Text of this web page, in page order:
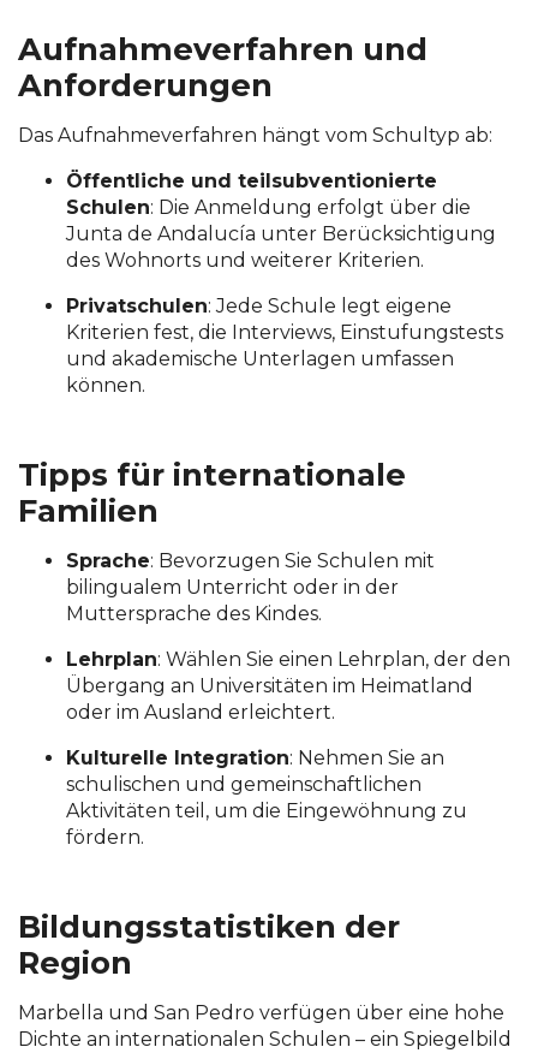
Aufnahmeverfahren und
Anforderungen
Das Aufnahmeverfahren hängt vom Schultyp ab:
Öffentliche und teilsubventionierte
Schulen: Die Anmeldung erfolgt über die
Junta de Andalucía unter Berücksichtigung
des Wohnorts und weiterer Kriterien.
Privatschulen:Jede Schule legt eigene
Kriterien fest, die Interviews, Einstufungstests
und akademische Unterlagen umfassen
können.
Tipps für internationale
Familien
Sprache: Bevorzugen Sie Schulen mit
bilingualem Unterricht oder in der
Muttersprache des Kindes.
Lehrplan: Wählen Sie einen Lehrplan, der den
Übergang an Universitäten im Heimatland
oder im Ausland erleichtert.
Kulturelle Integration: Nehmen Sie an
schulischen und gemeinschaftlichen
Aktivitäten teil, um die Eingewöhnung zu
fördern.
Bildungsstatistiken der
Region
Marbella und San Pedro verfügen über eine hohe
Dichte an internationalen Schulen – ein Spiegelbild